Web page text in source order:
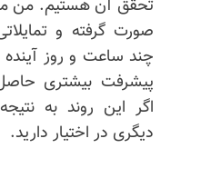
تحقق آن هستیم. من
صورت گرفته و
چند ساعت و روز آینده
پیشرفت بیشتری
اگر این روند به
دیگری در اختیار دارید.